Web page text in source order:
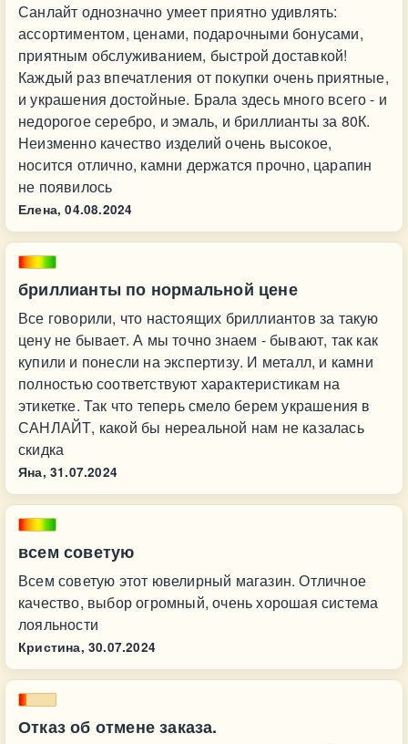
Санлайт однозначно умеет приятно удивлять:
ассортиментом, ценами, подарочными бонусами,
приятным обслуживанием, быстрой доставкой!
Каждый раз впечатления от покупки очень приятные,
и украшения достойные. Брала здесь много всего - и
недорогое серебро, и эмаль, и бриллианты за 80К.
Неизменно качество изделий очень высокое,
носится отлично, камни держатся прочно, царапин
не появилось
Елена, 04.08.2024
бриллианты по нормальной цене
Все говорили, что настоящих бриллиантов за такую
цену не бывает. А мы точно знаем - бывают, так как
купили и понесли на экспертизу. И металл, и камни
полностью соответствуют характеристикам на
этикетке. Так что теперь смело берем украшения в
САНЛАЙТ, какой бы нереальной нам не казалась
скидка
Яна, 31.07.2024
всем советую
Всем советую этот ювелирный магазин. Отличное
качество, выбор огромный, очень хорошая система
лояльности
Кристина, 30.07.2024
Отказ об отмене заказа.